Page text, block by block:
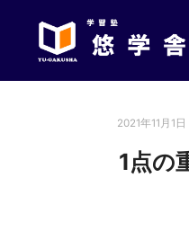
2021年11月1日
1点の